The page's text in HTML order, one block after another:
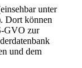
unter
Dort können
GVO zur
und dem